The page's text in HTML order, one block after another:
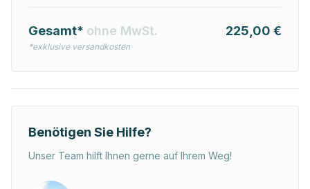
Gesamt* ohne MwSt.
*exklusive versandkosten
225,00 €
Benötigen Sie Hilfe?
Unser Team hilft Ihnen gerne auf Ihrem Weg!